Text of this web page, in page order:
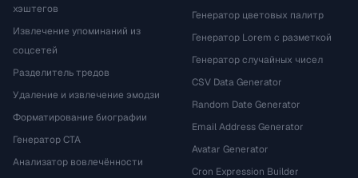
хэштегов
Извлечение упоминаний из
соцсетей
Разделитель тредов
Удаление и извлечение эмодзи
Форматирование биографии
Генератор CTA
Анализатор вовлечённости
Генератор цветовых палитр
Генератор Lorem с разметкой
Генератор случайных чисел
CSV Data Generator
Random Date Generator
Email Address Generator
Avatar Generator
Cron Expression Builder